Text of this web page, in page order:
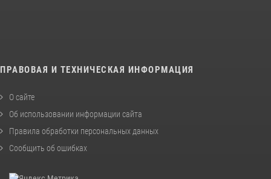
ПРАВОВАЯ И ТЕХНИЧЕСКАЯ ИНФОРМАЦИЯ
О сайте
Об использовании информации сайта
Правила обработки персональных данных
Сообщить об ошибках